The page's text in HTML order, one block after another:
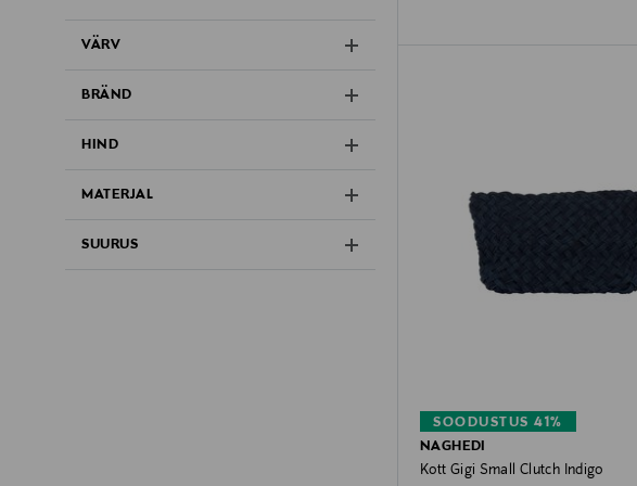
VÄRV
BRÄND
HIND
MATERJAL
SUURUS
SOODUSTUS 41%
NAGHEDI
Kott Gigi Small Clutch Indigo